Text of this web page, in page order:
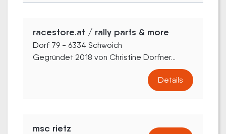
racestore.at / rally parts & more
Dorf 79 - 6334 Schwoich
Gegründet 2018 von Christine Dorfner...
Details
msc rietz